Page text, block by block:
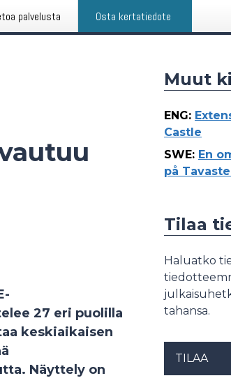
palvelusta Osta kertatiedote
27 eri puolilla
keskiaikaisen
Näyttely on
Muut
ENG:
Castle
SWE: En
på
Tilaa
Haluatko
tahansa.
TILAA